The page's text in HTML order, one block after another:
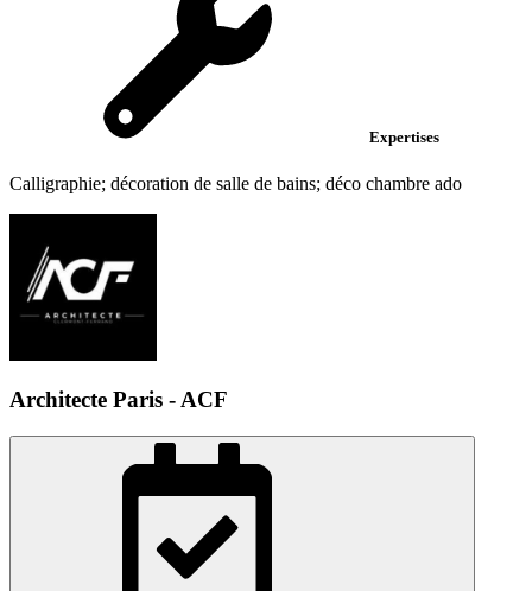
Expertises
Calligraphie; décoration de salle de bains; déco chambre ado
Architecte Paris - ACF